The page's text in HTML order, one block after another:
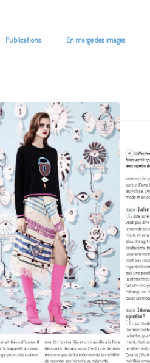
Publications En marge des images